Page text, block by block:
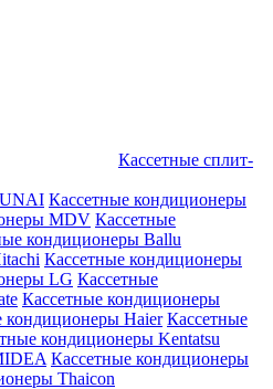
Кассетные сплит-
Кассетные кондиционеры
MDV Кассетные
кондиционеры Ballu
Кассетные кондиционеры
LG Кассетные
Кассетные кондиционеры
кондиционеры Haier Кассетные
кондиционеры Kentatsu
Кассетные кондиционеры
Thaicon